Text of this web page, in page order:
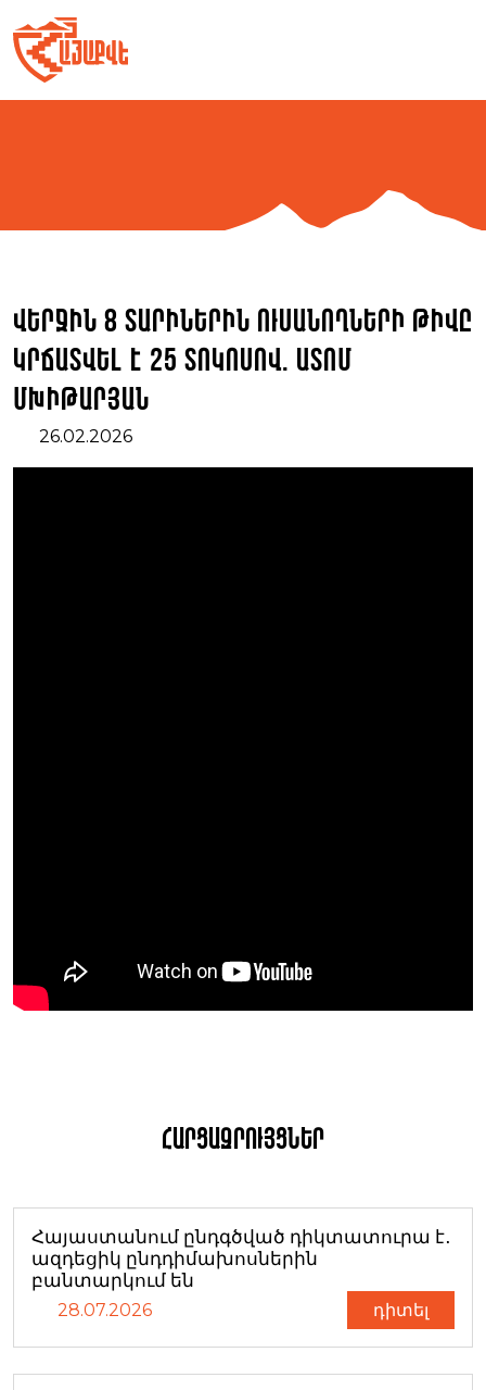
to
content
Վերջին 8 տարիներին ուսանողների թիվը
կրճատվել է 25 տոկոսով. Ատոմ
Մխիթարյան
26.02.2026
Հարցազրույցներ
Հայաստանում ընդգծված դիկտատուրա է․
ազդեցիկ ընդդիմախոսներին
բանտարկում են
28.07.2026 դիտել